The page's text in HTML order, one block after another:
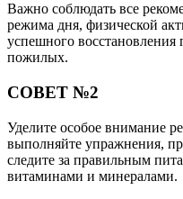
Важно соблюдать все
режима дня, физической
успешного
пожилых.
СОВЕТ №2
Уделите особое внимание
выполняйте упражнения,
следите за правильным
витаминами и минералами.